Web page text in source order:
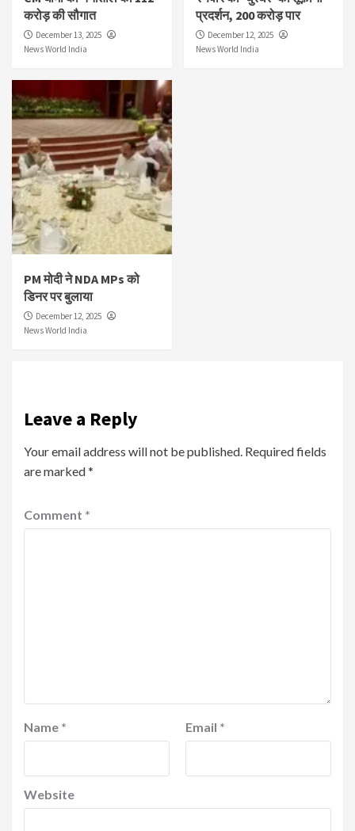
करोड़ की सौगात
December 13, 2025
News World India
प्रदर्शन, 200 करोड़ पार
December 12, 2025
News World India
PM मोदी ने NDA MPs को
डिनर पर बुलाया
December 12, 2025
News World India
Leave a Reply
Your email address will not be published. Required fields
are marked*
Comment *
Name * Email *
Website